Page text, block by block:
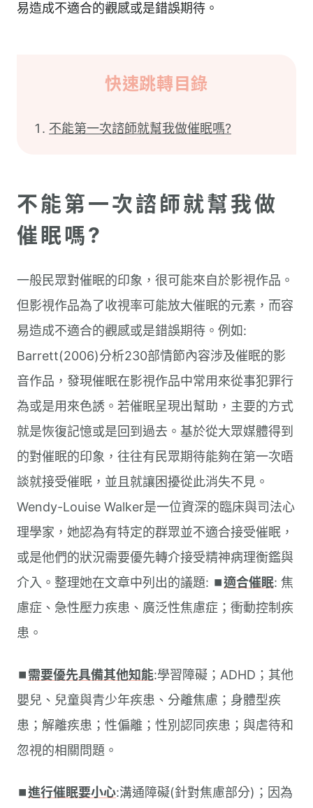
易造成不適合的觀感或是錯誤期待。
快速跳轉目錄
不能第一次諮師就幫我做催眠嗎?
不能第一次諮師就幫我做
催眠嗎?
一般民眾對催眠的印象，很可能來自於影視作品。
但影視作品為了收視率可能放大催眠的元素，而容
易造成不適合的觀感或是錯誤期待。例如:
Barrett(2006)分析230部情節內容涉及催眠的影
音作品，發現催眠在影視作品中常用來從事犯罪行
為或是用來色誘。若催眠呈現出幫助，主要的方式
就是恢復記憶或是回到過去。基於從大眾媒體得到
的對催眠的印象，往往有民眾期待能夠在第一次晤
談就接受催眠，並且就讓困擾從此消失不見。 ​
Wendy-Louise Walker是一位資深的臨床與司法心
理學家，她認為有特定的群眾並不適合接受催眠，
或是他們的狀況需要優先轉介接受精神病理衡鑑與
介入。整理她在文章中列出的議題: ⏹︎適合催眠: 焦
慮症、急性壓力疾患、廣泛性焦慮症；衝動控制疾
患。
⏹︎需要優先具備其他知能:學習障礙；ADHD；其他
嬰兒、兒童與青少年疾患、分離焦慮；身體型疾
患；解離疾患；性偏離；性別認同疾患；與虐待和
忽視的相關問題。
⏹︎進行催眠要小心:溝通障礙(針對焦慮部分)；因為